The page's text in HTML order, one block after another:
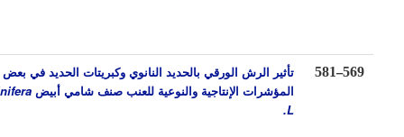
581 تأثير الرشالورقيبالحديد النانوي وكبريتات الحديد في بعض
المؤشرات الإنتاجية والنوعية للعنب صنف شامي أبيضVitis vinifera